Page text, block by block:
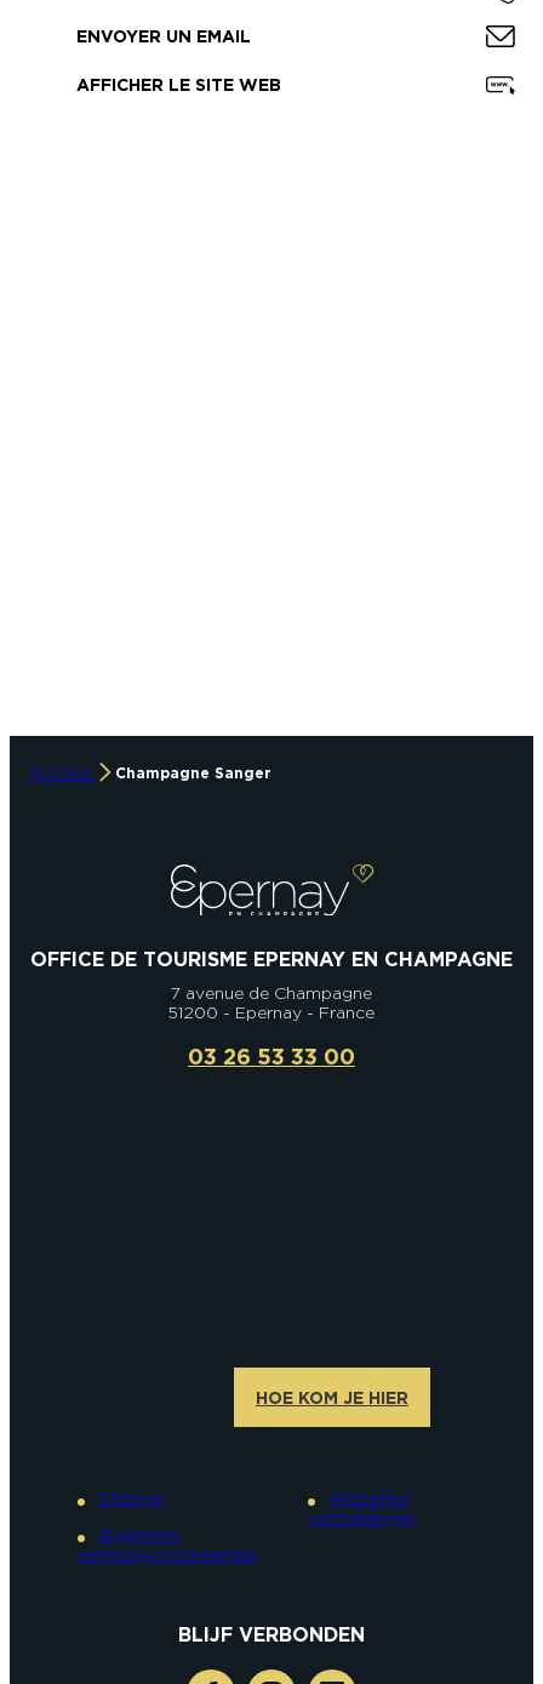
ENVOYER UN EMAIL
AFFICHER LE SITE WEB
ACCUEIL Champagne Sanger
OFFICE DE TOURISME EPERNAY EN CHAMPAGNE
7 avenue de Champagne
51200 - Epernay - France
03 26 53 33 00
HOE KOM JE HIER
Sitemap
Algemene
verkoopvoorwaarden
Wettelijke
vermeldingen
BLIJF VERBONDEN